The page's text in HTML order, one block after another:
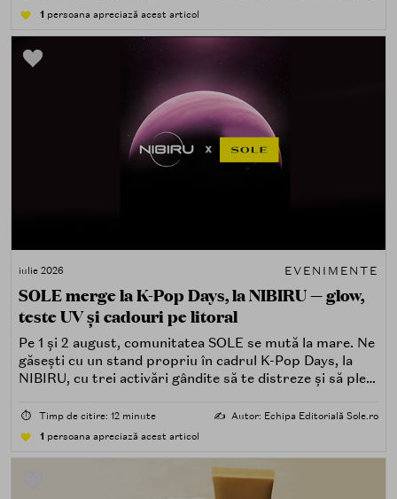
atingând, comparând, întrebând.
1 persoana apreciază acest articol
iulie 2026 EVENIMENTE
SOLE merge la K-Pop Days, la NIBIRU — glow,
teste UV și cadouri pe litoral
Pe 1 și 2 august, comunitatea SOLE se mută la mare. Ne
găsești cu un stand propriu în cadrul K-Pop Days, la
NIBIRU, cu trei activări gândite să te distreze și să pleci
⏱️ Timp de citire: 12 minute ✍️ Autor: Echipa Editorială Sole.ro
1 persoana apreciază acest articol